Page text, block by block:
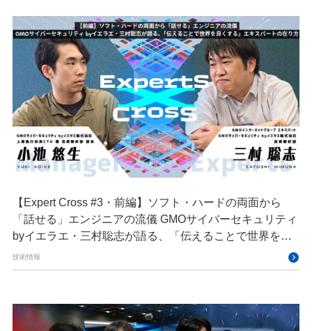
【Expert Cross #3・前編】ソフト・ハードの両面から
「話せる」エンジニアの流儀 GMOサイバーセキュリティ
byイエラエ・三村聡志が語る、「伝えることで世界を良
くする」エキスパートの在り方
技術情報